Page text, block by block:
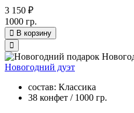
3 150 ₽
1000 гр.
В корзину
Новогодний дуэт
состав: Классика
38 конфет / 1000 гр.